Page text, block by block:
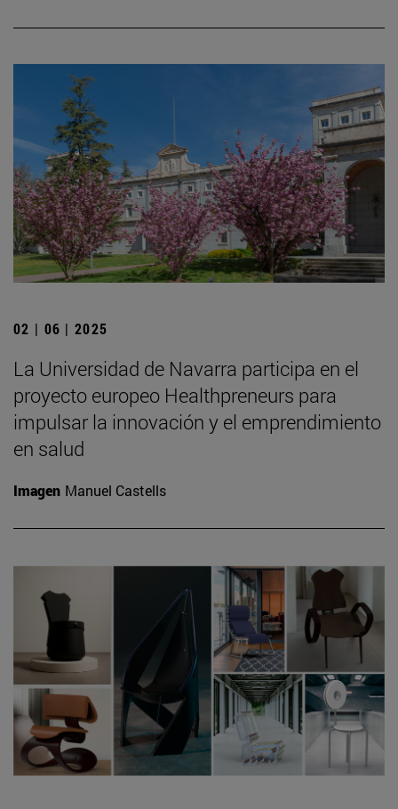
02 | 06 | 2025
La Universidad de Navarra participa en el
proyecto europeo Healthpreneurs para
impulsar la innovación y el emprendimiento
en salud
Imagen Manuel Castells